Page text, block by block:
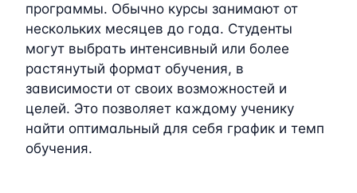
программы. Обычно курсы занимают от
нескольких месяцев до года. Студенты
могут выбрать интенсивный или более
растянутый формат обучения, в
зависимости от своих возможностей и
целей. Это позволяет каждому ученику
найти оптимальный для себя график и темп
обучения.